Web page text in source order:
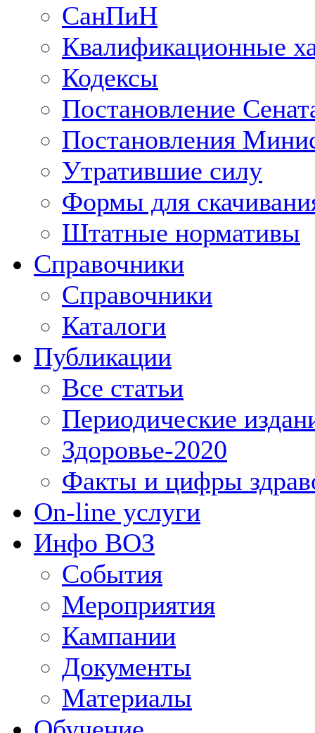
СанПиН
Квалификационные
Кодексы
Постановление
Постановления
Утратившие силу
Формы для
Штатные нормативы
Справочники
Справочники
Каталоги
Публикации
Все статьи
Периодические
Здоровье-2020
Факты и цифры
On-line услуги
Инфо ВОЗ
События
Мероприятия
Кампании
Документы
Материалы